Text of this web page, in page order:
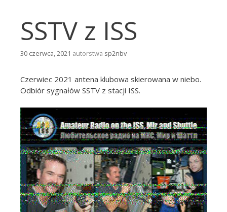
SSTV z ISS
30 czerwca, 2021 autorstwa sp2nbv
Czerwiec 2021 antena klubowa skierowana w niebo.
Odbiór sygnałów SSTV z stacji ISS.